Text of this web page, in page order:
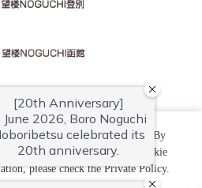
ＵＣＨＩ登別 All Rights Reserved.
to improve your user experience. By
you have agreed with our cookie
please check thePrivate Policy.